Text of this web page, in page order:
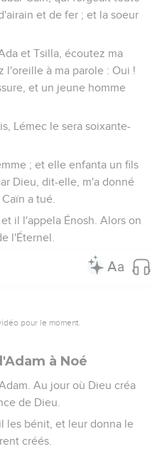
et de fer ; et la soeur
et Tsilla, écoutez ma
l'oreille à ma parole : Oui !
et un jeune homme
Lémec le sera soixante-
; et elle enfanta un fils
Dieu, dit-elle, m'a donné
a tué.
il l'appela Énosh. Alors on
l'Éternel.
pour le moment.
à Noé
Au jour où Dieu créa
de Dieu.
les bénit, et leur donna le
créés.